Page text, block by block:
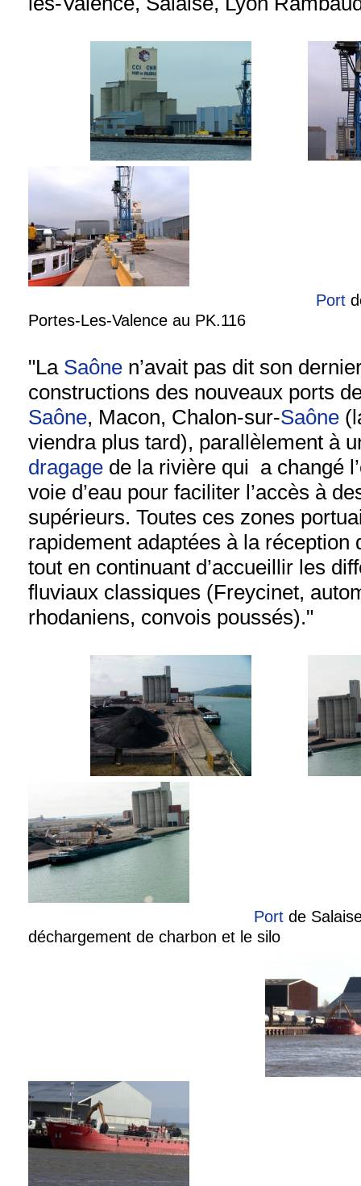
Port
Portes-Les-Valence au PK.116
"La Saône n’avait pas dit son
constructions des nouveaux ports
Saône, Macon, Chalon-sur-Saône
viendra plus tard), parallèlement à
dragage de la rivière qui a changé
voie d’eau pour faciliter l’accès à
supérieurs. Toutes ces zones
rapidement adaptées à la réception
tout en continuant d’accueillir les
fluviaux classiques (Freycinet,
rhodaniens, convois poussés)."
Port de
déchargement de charbon et le silo